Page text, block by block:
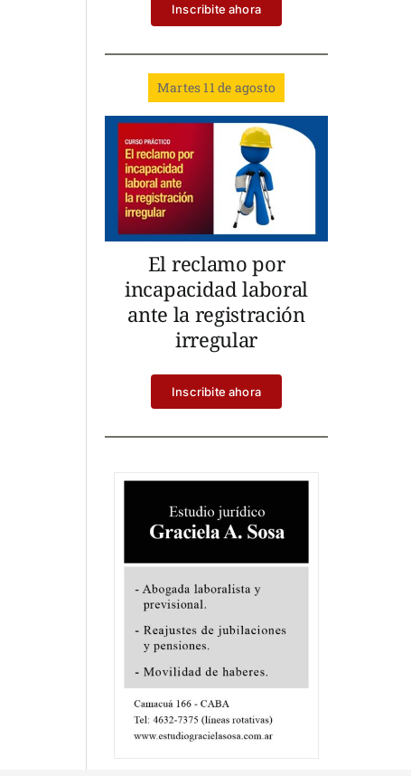
Inscribite ahora
Martes 11 de agosto
El reclamo por
incapacidad laboral
ante la registración
irregular
Inscribite ahora